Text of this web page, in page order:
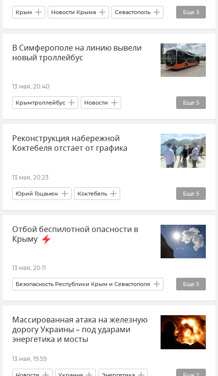
Еще 3
Крым Новости Крыма Севастополь
Новости Севастополя Газификация Крыма
Михаил Развожаев
В Симферополе на линию вывели
новый троллейбус
13 мая, 20:40
Еще 5
Крымтроллейбус Новости
Симферополь Транспорт
Общественный транспорт Крым
Реконструкция набережной
Коктебеля отстает от графика
13 мая, 20:23
Еще 5
Юрий Гоцанюк Коктебель
Набережная Набережные Крыма
Реконструкция набережной в Коктебеле
Новости Крыма
Отбой беспилотной опасности в
Крыму
13 мая, 20:11
Еще 5
Безопасность Республики Крым и Севастополя
ГУ МЧС РФ по Республике Крым Крым
Новости Крыма Беспилотник (БПЛА, дрон)
Атаки ВСУ на Крым
Массированная атака на железную
дорогу Украины – под ударами
энергетика и мосты
13 мая, 19:59